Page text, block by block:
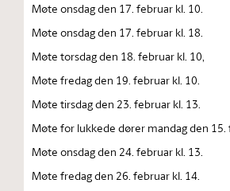
Møte onsdag den 17. februar kl. 10.
Møte onsdag den 17. februar kl. 18.
Møte torsdag den 18. februar kl. 10,
Møte fredag den 19. februar kl. 10.
Møte tirsdag den 23. februar kl. 13.
Møte for lukkede dører mandag den 15.
Møte onsdag den 24. februar kl. 13.
Møte fredag den 26. februar kl. 14.